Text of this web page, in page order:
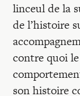
linceul de la
de l’histoire
contre quoi
son histoire